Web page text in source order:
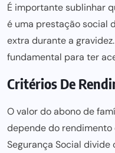
É importante sublinhar
é uma prestação social
extra durante a
fundamental para ter
Critérios De
O valor do abono de
depende do rendimento
Segurança Social divide